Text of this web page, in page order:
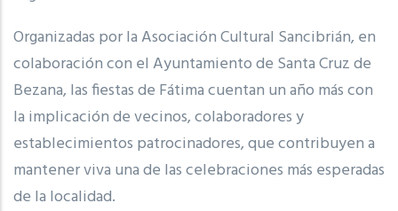
Organizadas por la Asociación Cultural Sancibrián, en
colaboración con el Ayuntamiento de Santa Cruz de
Bezana, las fiestas de Fátima cuentan un año más con
la implicación de vecinos, colaboradores y
establecimientos patrocinadores, que contribuyen a
mantener viva una de las celebraciones más esperadas
de la localidad.